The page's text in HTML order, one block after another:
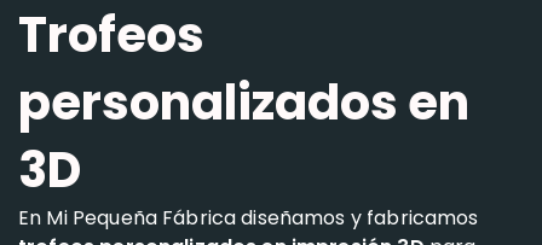
Trofeos
personalizados en
3D
En Mi Pequeña Fábrica diseñamos y fabricamos